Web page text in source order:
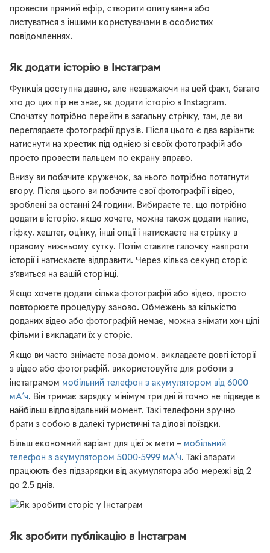
провести прямий ефір, створити опитування або
листуватися з іншими користувачами в особистих
повідомленнях.
Як додати історію в Інстаграм
Функція доступна давно, але незважаючи на цей факт, багато
хто до цих пір не знає, як додати історію в Instagram.
Спочатку потрібно перейти в загальну стрічку, там, де ви
переглядаєте фотографії друзів. Після цього є два варіанти:
натиснути на хрестик під однією зі своїх фотографій або
просто провести пальцем по екрану вправо.
Внизу ви побачите кружечок, за нього потрібно потягнути
вгору. Після цього ви побачите свої фотографії і відео,
зроблені за останні 24 години. Вибираєте те, що потрібно
додати в історію, якщо хочете, можна також додати напис,
гіфку, хештег, оцінку, інші опції і натискаєте на стрілку в
правому нижньому кутку. Потім ставите галочку навпроти
історії і натискаєте відправити. Через кілька секунд сторіс
з’явиться на вашій сторінці.
Якщо хочете додати кілька фотографій або відео, просто
повторюєте процедуру заново. Обмежень за кількістю
доданих відео або фотографій немає, можна знімати хоч цілі
фільми і викладати їх у сторіс.
Якщо ви часто знімаєте поза домом, викладаєте довгі історії
з відео або фотографій, використовуйте для роботи з
інстаграмом мобільний телефон з акумулятором від 6000
мА*ч. Він тримає зарядку мінімум три дні й точно не підведе в
найбільш відповідальний момент. Такі телефони зручно
брати з собою в далекі туристичні та ділові поїздки.
Більш економний варіант для цієї ж мети – мобільний
телефон з акумулятором 5000-5999 мА*ч . Такі апарати
працюють без підзарядки від акумулятора або мережі від 2
до 2.5 днів.
Як зробити публікацію в Інстаграм